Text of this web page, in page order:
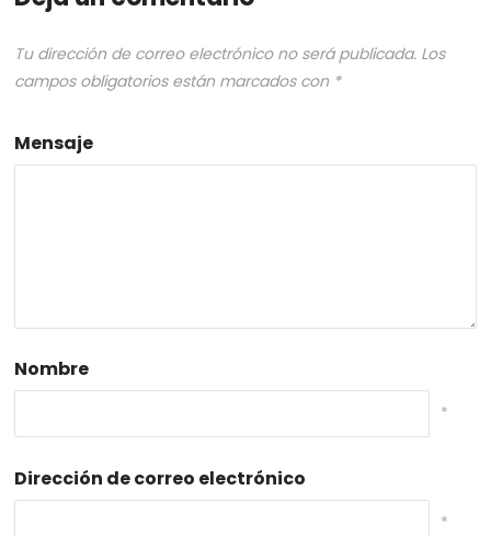
Tu dirección de correo electrónico no será publicada. Los
campos obligatorios están marcados con *
Mensaje
Nombre
*
Dirección de correo electrónico
*